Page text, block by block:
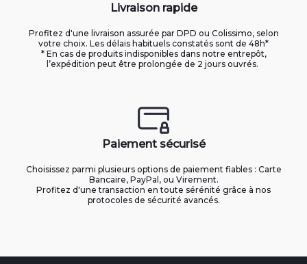
Livraison rapide
Profitez d'une livraison assurée par DPD ou Colissimo, selon
votre choix. Les délais habituels constatés sont de 48h*
* En cas de produits indisponibles dans notre entrepôt,
l’expédition peut être prolongée de 2 jours ouvrés.
Paiement sécurisé
Choisissez parmi plusieurs options de paiement fiables : Carte
Bancaire, PayPal, ou Virement.
Profitez d'une transaction en toute sérénité grâce à nos
protocoles de sécurité avancés.